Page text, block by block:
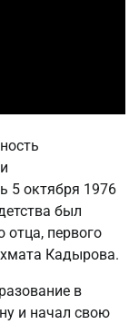
5 октября 1976
был
отца, первого
Кадырова.
в
и начал свою